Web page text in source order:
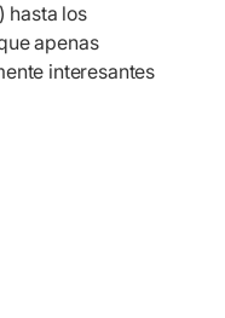
hasta los
apenas
interesantes